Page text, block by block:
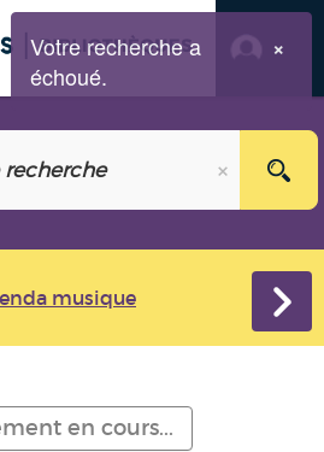
musique
en cours...
×
Votre recherche a
échoué.